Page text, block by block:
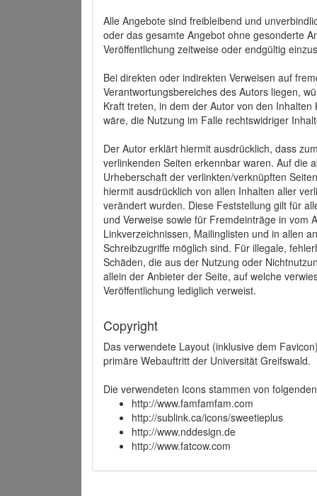
Alle Angebote sind freibleibend und
oder das gesamte Angebot ohne gesonderte
Veröffentlichung zeitweise oder endgültig
Bei direkten oder indirekten Verweisen auf
Verantwortungsbereiches des Autors liegen,
Kraft treten, in dem der Autor von den
wäre, die Nutzung im Falle rechtswidriger
Der Autor erklärt hiermit ausdrücklich, dass
verlinkenden Seiten erkennbar waren. Auf die
Urheberschaft der verlinkten/verknüpften
hiermit ausdrücklich von allen Inhalten aller
verändert wurden. Diese Feststellung gilt für
und Verweise sowie für Fremdeinträge in vom
Linkverzeichnissen, Mailinglisten und in allen
Schreibzugriffe möglich sind. Für illegale,
Schäden, die aus der Nutzung oder
allein der Anbieter der Seite, auf welche
Veröffentlichung lediglich verweist.
Copyright
Das verwendete Layout (inklusive dem
primäre Webauftritt der Universität Greifswald.
Die verwendeten Icons stammen von
http://www.famfamfam.com
http://sublink.ca/icons/sweetieplus
http://www.nddesign.de
http://www.fatcow.com